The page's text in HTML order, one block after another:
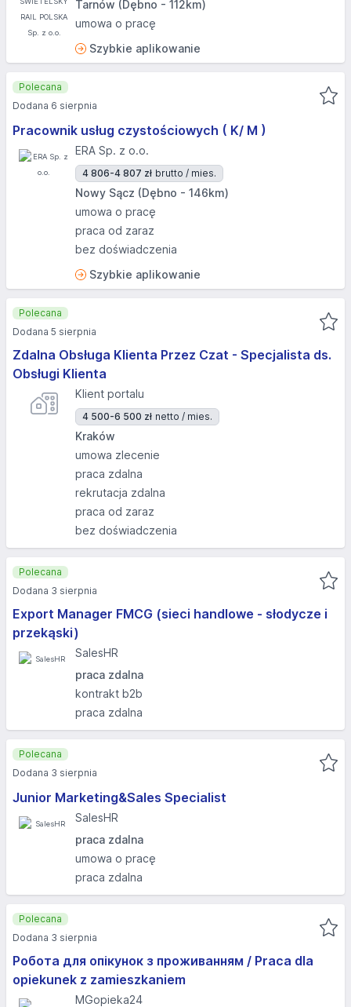
Tarnów (Dębno - 112km)
umowa o pracę
Szybkie aplikowanie
Pracownik usług czystościowych ( K/ M )
ERA Sp. z o.o.
4 806-4 807 zł brutto / mies.
Nowy Sącz (Dębno - 146km)
umowa o pracę
praca od zaraz
bez doświadczenia
Szybkie aplikowanie
Polecana
Dodana 6 sierpnia
Zdalna Obsługa Klienta Przez Czat - Specjalista ds.
Obsługi Klienta
Klient portalu
4 500-6 500 zł netto / mies.
Kraków
umowa zlecenie
praca zdalna
rekrutacja zdalna
praca od zaraz
bez doświadczenia
Polecana
Dodana 5 sierpnia
Export Manager FMCG (sieci handlowe - słodycze i
przekąski)
SalesHR
praca zdalna
kontrakt b2b
praca zdalna
Polecana
Dodana 3 sierpnia
Junior Marketing&Sales Specialist
SalesHR
praca zdalna
umowa o pracę
praca zdalna
Polecana
Dodana 3 sierpnia
Робота для опікунок з проживанням / Praca dla
opiekunek z zamieszkaniem
MGopieka24
Polecana
Dodana 3 sierpnia